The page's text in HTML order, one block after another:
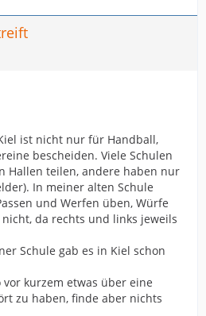
ist nicht nur für Handball,
bescheiden. Viele Schulen
Hallen teilen, andere haben nur
In meiner alten Schule
und Werfen üben, Würfe
da rechts und links jeweils
Schule gab es in Kiel schon
kurzem etwas über eine
zu haben, finde aber nichts